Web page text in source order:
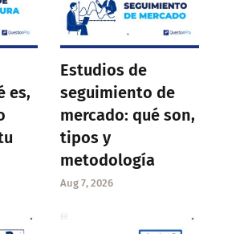
es,
Estudios de
seguimiento de
mercado: qué son,
tipos y
metodología
Aug 7, 2026